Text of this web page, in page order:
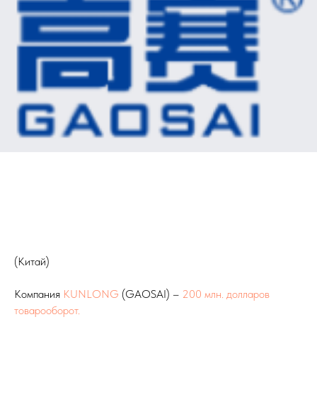
(Китай)
Компания KUNLONG (GAOSAI) – 200 млн. долларов
товарооборот.